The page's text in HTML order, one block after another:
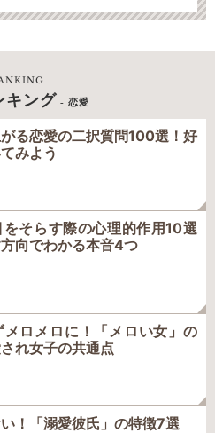
キング - 恋愛
る恋愛の二択質問100選！好
みよう
をそらす際の心理的作用10選
方向でわかる本音4つ
メロメロに！「メロい女」の
れ女子の共通点
！「溺愛彼氏」の特徴7選